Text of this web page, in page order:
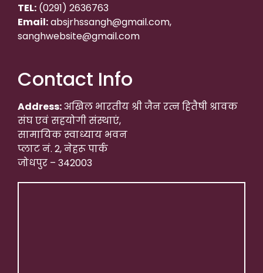
TEL: (0291) 2636763
Email:absjrhssangh@gmail.com,
sanghwebsite@gmail.com
Contact Info
Address:अखिल भारतीय श्री जैन रत्न हितैषी श्रावक
संघ एवं सहयोगी संस्थाएं,
सामायिक स्वाध्याय भवन
प्लाट नं. 2, नेहरू पार्क
जोधपुर – 342003